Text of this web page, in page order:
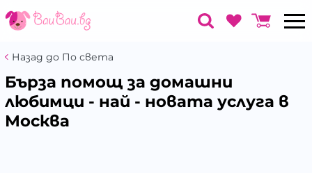
Назад до По света
Бърза помощ за домашни
любимци - най - новата услуга в
Москва